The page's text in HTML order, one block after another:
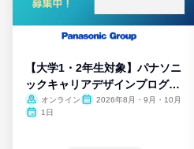
【大学1・2年生対象】パナソニ
ックキャリアデザインプログラ
ム
オンライン
2026年8月・9月・10月
1日